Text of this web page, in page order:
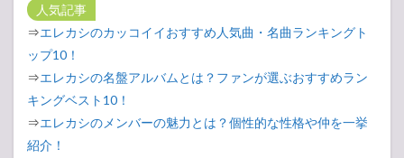
人気記事
⇒エレカシのカッコイイおすすめ人気曲・名曲ランキングト
ップ10！
⇒エレカシの名盤アルバムとは？ファンが選ぶおすすめラン
キングベスト10！
⇒エレカシのメンバーの魅力とは？個性的な性格や仲を一挙
紹介！